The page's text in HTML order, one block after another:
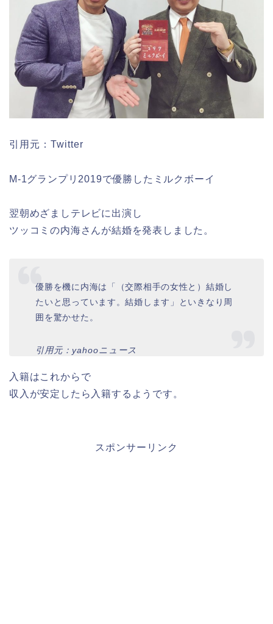
引用元：Twitter
M-1グランプリ2019で優勝したミルクボーイ
翌朝めざましテレビに出演し
ツッコミの内海さんが結婚を発表しました。
優勝を機に内海は「（交際相手の女性と）結婚し
たいと思っています。結婚します」といきなり周
囲を驚かせた。
引用元：yahooニュース
入籍はこれからで
収入が安定したら入籍するようです。
スポンサーリンク